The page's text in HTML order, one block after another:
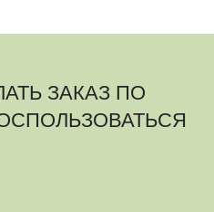
ЗАКАЗ ПО